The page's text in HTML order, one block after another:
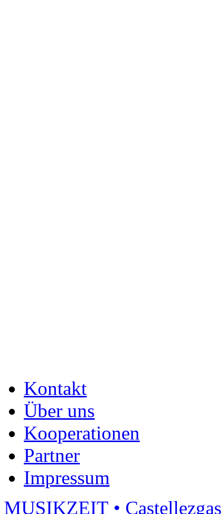
Kontakt
Über uns
Kooperationen
Partner
Impressum
MUSIKZEIT •